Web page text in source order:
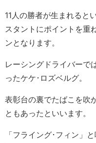
11人の勝者が生まれると
スタントにポイントを重
ンとなります。
レーシングドライバーで
ったケケ･ロズベルグ。
表彰台の裏でたばこを吹
ともあったといいます。
「フライング･フィン」